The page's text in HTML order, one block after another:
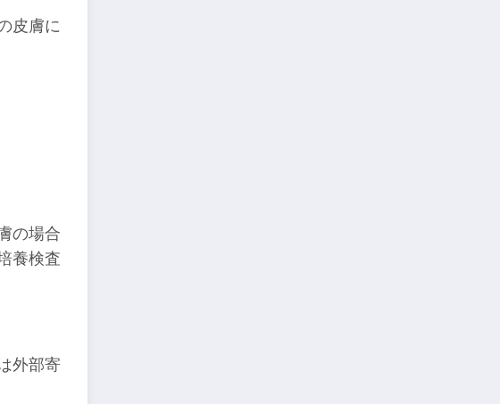
皮膚に
の場合
養検査
外部寄